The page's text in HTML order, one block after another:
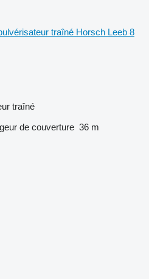
traîné Horsch Leeb 8
traîné
de couverture 36 m